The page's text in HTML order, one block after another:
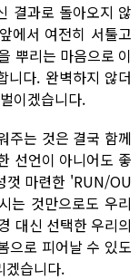
결과로 돌아오지 않
에서 여전히 서툴고
뿌리는 마음으로 이
니다. 완벽하지 않더
이겠습니다.
주는 것은 결국 함께
선언이 아니어도 좋
껏 마련한 'RUN/OU
는 것만으로도 우리
대신 선택한 우리의
으로 피어날 수 있도
겠습니다.